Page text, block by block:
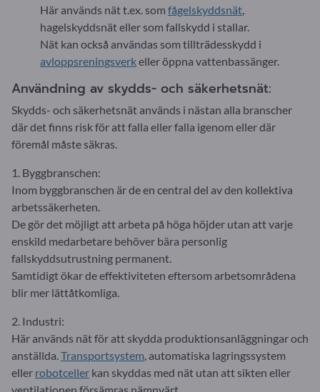
Här används nät t.ex. som fågelskyddsnät
hagelskyddsnät eller som fallskydd i stallar.
Nät kan också användas som tillträdesskydd i
avloppsreningsverkeller öppna vattenbassänger.
Användning av skydds- och säkerhetsnät:
Skydds- och säkerhetsnät används i nästan alla branscher
där det finns risk för att falla eller falla igenom eller där
föremål måste säkras.
1. Byggbranschen:
Inom byggbranschen är de en central del av den kollektiva
arbetssäkerheten.
De gör det möjligt att arbeta på höga höjder utan att varje
enskild medarbetare behöver bära personlig
fallskyddsutrustning permanent.
Samtidigt ökar de effektiviteten eftersom arbetsområdena
blir mer lättåtkomliga.
2. Industri:
Här används nät för att skydda produktionsanläggningar och
anställda. Transportsystem , automatiska lagringssystem
eller robotceller kan skyddas med nät utan att sikten eller
ventilationen försämras nämnvärt.